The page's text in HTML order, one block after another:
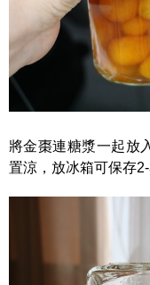
將金棗連糖漿一起放
置涼，放冰箱可保存2-